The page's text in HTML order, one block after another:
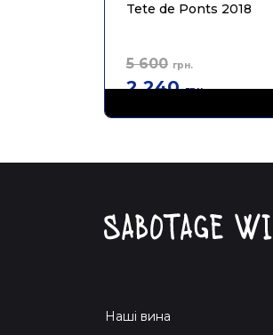
Tete de Ponts 2018
5 600 грн.
2 240 грн.
Наші вина